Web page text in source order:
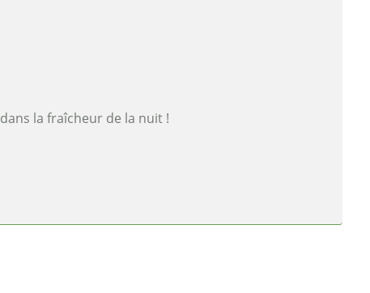
la fraîcheur de la nuit !